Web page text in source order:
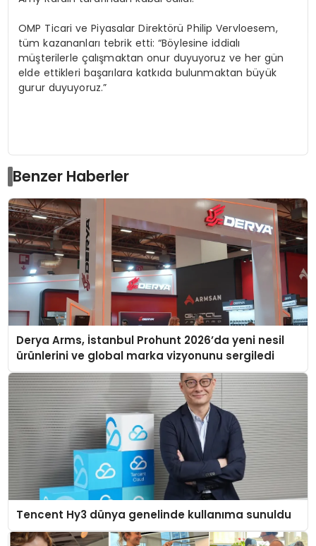
OMP Ticari ve Piyasalar Direktörü Philip Vervloesem,
tüm kazananları tebrik etti: “Böylesine iddialı
müşterilerle çalışmaktan onur duyuyoruz ve her gün
elde ettikleri başarılara katkıda bulunmaktan büyük
gurur duyuyoruz.”
Benzer Haberler
Derya Arms, İstanbul Prohunt 2026’da yeni nesil
ürünlerini ve global marka vizyonunu sergiledi
Tencent Hy3 dünya genelinde kullanıma sunuldu